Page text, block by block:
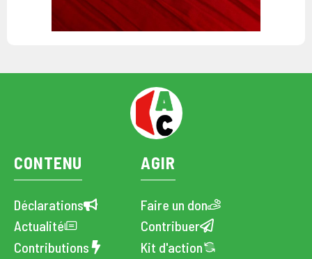
CONTENU
Déclarations
Actualité
Contributions
AGIR
Faire un don
Contribuer
Kit d'action